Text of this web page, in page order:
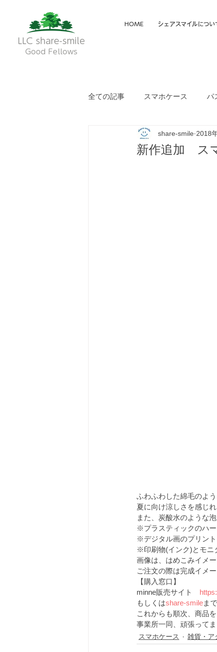
LLC share-smile
Good Fellows
HOME シェアスマイルについ
全ての記事 スマホケース パ
メイディア掲載・動画 フク
新作追加 ス
share-smile 2018
ふわふわした綿毛のよ
夏に向け涼しさを感じ
また、炭酸水のような
※プラスティックのハ
※デジタル画のプリン
※印刷物(インク)とモニ
画像は、はめこみイメ
ご注文の際は完成イメ
【購入窓口】
minne販売サイト
もしくはshare-smileま
これからも順次、商品
事業所一同、頑張って
スマホケース 雑貨・ア